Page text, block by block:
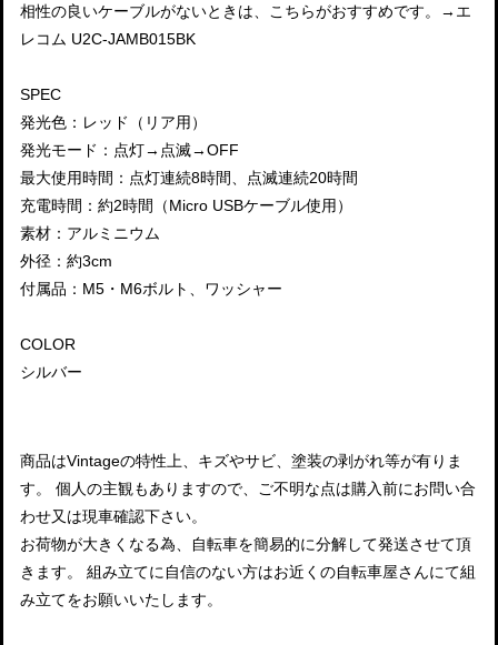
相性の良いケーブルがないときは、こちらがおすすめです。→エ
レコム U2C-JAMB015BK
SPEC
発光色：レッド（リア用）
発光モード：点灯→点滅→OFF
最大使用時間：点灯連続8時間、点滅連続20時間
充電時間：約2時間（Micro USBケーブル使用）
素材：アルミニウム
外径：約3cm
付属品：M5・M6ボルト、ワッシャー
COLOR
シルバー
商品はVintageの特性上、キズやサビ、塗装の剥がれ等が有りま
す。 個人の主観もありますので、ご不明な点は購入前にお問い合
わせ又は現車確認下さい。
お荷物が大きくなる為、自転車を簡易的に分解して発送させて頂
きます。 組み立てに自信のない方はお近くの自転車屋さんにて組
み立てをお願いいたします。